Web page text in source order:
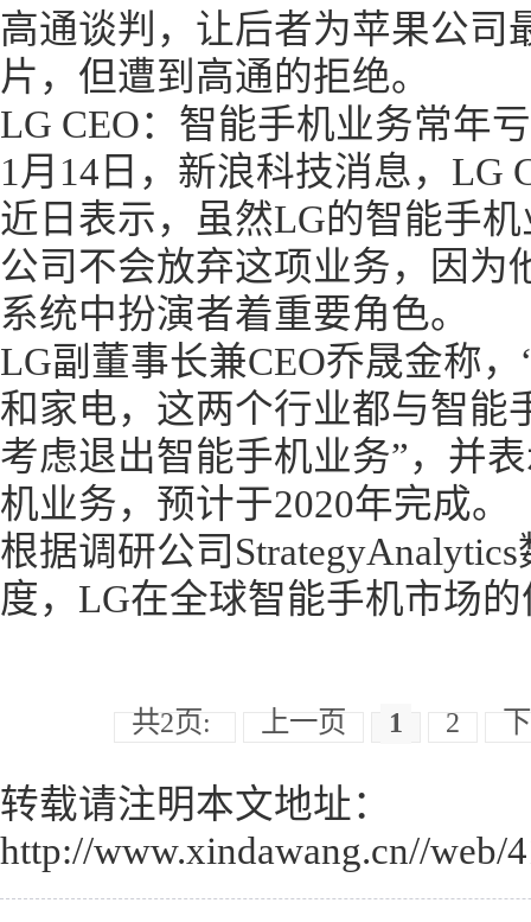
高通谈判，让后者为苹果公司
片，但遭到高通的拒绝。
LG CEO：智能手机业务常年
1月14日，新浪科技消息，LG
近日表示，虽然LG的智能手
公司不会放弃这项业务，因为
系统中扮演者着重要角色。
LG副董事长兼CEO乔晟金称
和家电，这两个行业都与智能
考虑退出智能手机业务”，并
机业务，预计于2020年完成。
根据调研公司
度，LG在全球智能手机市场
共2页: 上一页 1 2
转载请注明本文地址：
http://www.xindawang.cn//web/